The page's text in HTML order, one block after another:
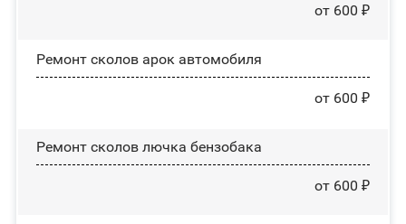
от 600 ₽
Ремонт сколов арок автомобиля
от 600 ₽
Ремонт сколов лючка бензобака
от 600 ₽